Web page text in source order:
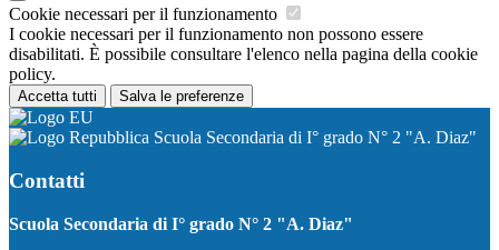
Cookie necessari per il funzionamento
I cookie necessari per il funzionamento non possono essere
disabilitati. È possibile consultare l'elenco nella pagina della cookie
policy.
Accetta tutti Salva le preferenze
Scuola Secondaria di I° grado N° 2 "A. Diaz"
Contatti
Scuola Secondaria di I° grado N° 2 "A. Diaz"